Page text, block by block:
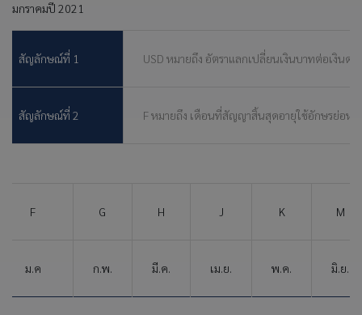
มกราคมปี 2021
สัญลักษณ์ที่ 1 USD หมายถึง อัตราแลกเปลี่ยนเงินบาทต่อเงินด
สัญลักษณ์ที่ 2 F หมายถึง เดือนที่สัญญาสิ้นสุดอายุใช้อักษรย่อห
F G H J K M
ม.ค ก.พ. มี.ค. เม.ย. พ.ค. มิ.ย.